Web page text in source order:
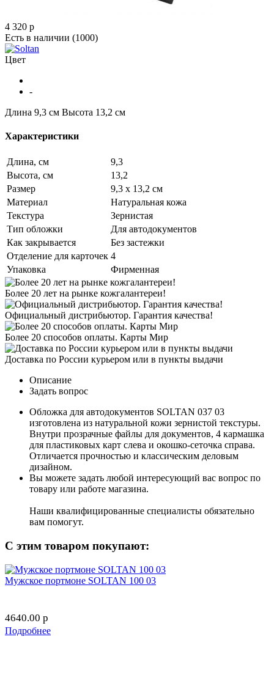
4 320 p
Есть в наличии (1000)
Цвет
-
Длина 9,3 см Высота 13,2 см
Характеристики
Длина, см
9,3
Высота, см
13,2
Размер
9,3 х 13,2 см
Материал
Натуральная кожа
Текстура
Зернистая
Тип обложки
Для автодокументов
Как закрывается
Без застежки
Отделение для карточек 4
Упаковка
Фирменная
Более 20 лет на рынке кожгалантереи!
Официальный дистрибьютор. Гарантия качества!
Более 20 способов оплаты. Карты Мир
Доставка по России курьером или в пункты выдачи
Описание
Задать вопрос
Обложка для автодокументов SOLTAN 037 03
изготовлена из натуральной кожи зернистой текстуры.
Внутри прозрачные файлы для документов, 4 кармашка
для пластиковых карт слева и окошко-сеточка справа.
Отличается прочностью и классическим деловым
дизайном.
Вы можете задать любой интересующий вас вопрос по
товару или работе магазина.
Наши квалифицированные специалисты обязательно
вам помогут.
С этим товаром покупают:
Мужское портмоне SOLTAN 100 03
4640.00 p
Подробнее